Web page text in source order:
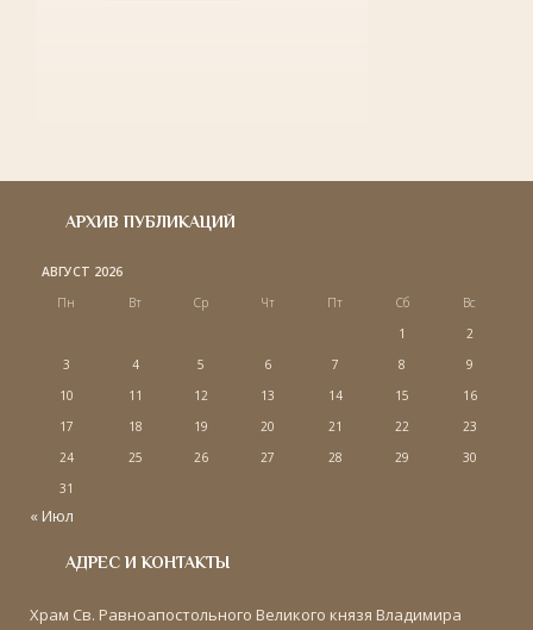
АРХИВ ПУБЛИКАЦИЙ
АВГУСТ 2026
Пн
Вт Ср Чт Пт Сб
Вс
1
2
3
4 5 6 7 8
9
10
11 12 13 14 15
16
17
18 19 20 21 22
23
24
25 26 27 28 29
30
31
« Июл
АДРЕС И КОНТАКТЫ
Храм Св. Равноапостольного Великого князя Владимира